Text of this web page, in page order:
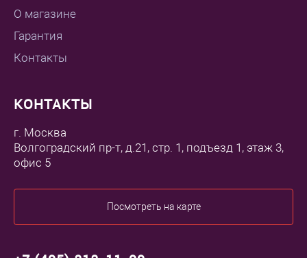
О магазине
Гарантия
Контакты
КОНТАКТЫ
г. Москва
Волгоградский пр-т, д.21, стр. 1, подъезд 1, этаж 3,
офис 5
Посмотреть на карте